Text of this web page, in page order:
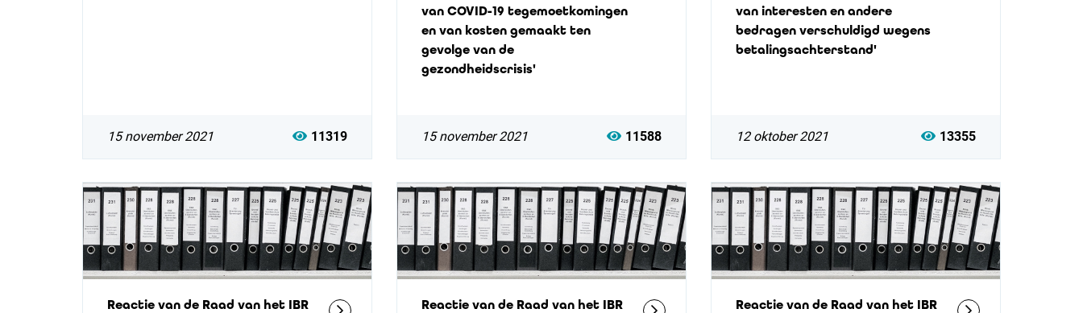
15 november 2021 11319
van COVID-19 tegemoetkomingen
en van kosten gemaakt ten
gevolge van de
gezondheidscrisis'
15 november 2021 11588
van interesten en andere
bedragen verschuldigd wegens
betalingsachterstand'
12 oktober 2021 13355
Reactie van de Raad van het IBR
Reactie van de Raad van het IBR
Reactie van de Raad van het IBR